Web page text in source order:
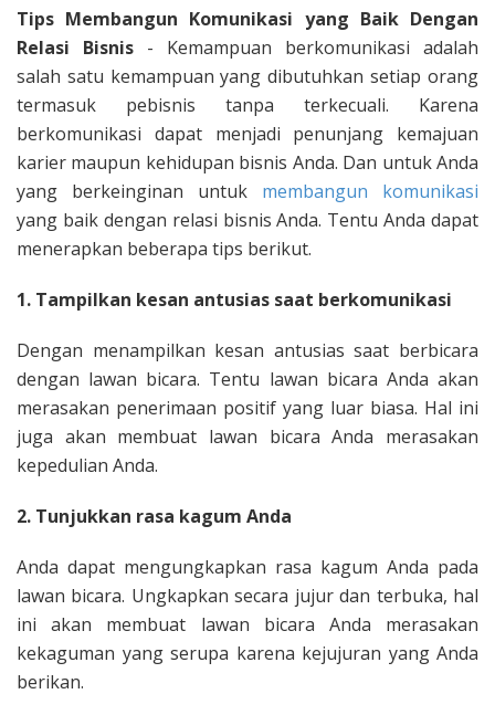
Tips Membangun Komunikasi yang Baik Dengan
Relasi Bisnis - Kemampuan berkomunikasi adalah
salah satu kemampuan yang dibutuhkan setiap orang
termasuk pebisnis tanpa terkecuali. Karena
berkomunikasi dapat menjadi penunjang kemajuan
karier maupun kehidupan bisnis Anda. Dan untuk Anda
yang berkeinginan untuk membangun komunikasi
yang baik dengan relasi bisnis Anda. Tentu Anda dapat
menerapkan beberapa tips berikut.
1. Tampilkan kesan antusias saat berkomunikasi
Dengan menampilkan kesan antusias saat berbicara
dengan lawan bicara. Tentu lawan bicara Anda akan
merasakan penerimaan positif yang luar biasa. Hal ini
juga akan membuat lawan bicara Anda merasakan
kepedulian Anda.
2. Tunjukkan rasa kagum Anda
Anda dapat mengungkapkan rasa kagum Anda pada
lawan bicara. Ungkapkan secara jujur dan terbuka, hal
ini akan membuat lawan bicara Anda merasakan
kekaguman yang serupa karena kejujuran yang Anda
berikan.